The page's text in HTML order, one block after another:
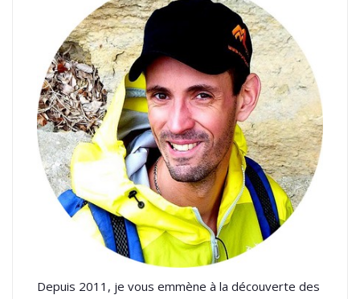
Depuis 2011, je vous emmène à la découverte des